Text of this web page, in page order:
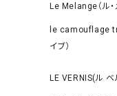
Le Melange（ル・
le camouflage
イブ）
LE VERNIS(ル ベ